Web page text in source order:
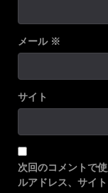
メール ※
サイト
次回のコメントで
ルアドレス、サイト